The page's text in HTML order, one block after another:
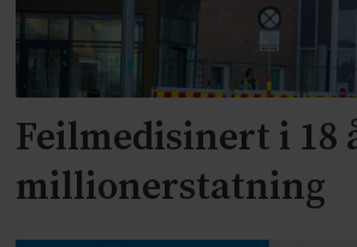
Feilmedisinert i 18
millionerstatning